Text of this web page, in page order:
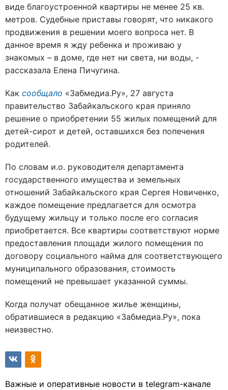
виде благоустроенной квартиры не менее 25 кв.
метров. Судебные приставы говорят, что никакого
продвижения в решении моего вопроса нет. В
данное время я жду ребенка и проживаю у
знакомых – в доме, где нет ни света, ни воды, -
рассказала Елена Пичугина.
Как сообщало «Забмедиа.Ру», 27 августа
правительство Забайкальского края приняло
решение о приобретении 55 жилых помещений для
детей-сирот и детей, оставшихся без попечения
родителей.
По словам и.о. руководителя департамента
государственного имущества и земельных
отношений Забайкальского края Сергея Новиченко,
каждое помещение предлагается для осмотра
будущему жильцу и только после его согласия
приобретается. Все квартиры соответствуют норме
предоставления площади жилого помещения по
договору социального найма для соответствующего
муниципального образования, стоимость
помещений не превышает указанной суммы.
Когда получат обещанное жилье женщины,
обратившиеся в редакцию «Забмедиа.Ру», пока
неизвестно.
Важные и оперативные новости в telegram-канале